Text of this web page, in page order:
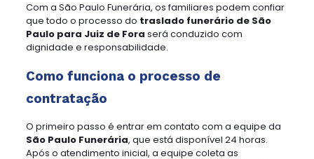
Com a São Paulo Funerária, os familiares podem confiar
que todo o processo do traslado funerário de São
Paulo para Juiz de Fora será conduzido com
dignidade e responsabilidade.
Como funciona o processo de
contratação
O primeiro passo é entrar em contato com a equipe da
São Paulo Funerária, que está disponível 24 horas.
Após o atendimento inicial, a equipe coleta as